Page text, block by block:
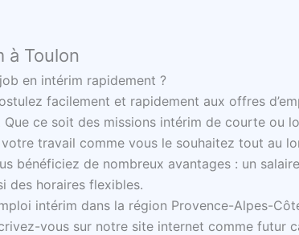
à Toulon
en intérim rapidement ?
facilement et rapidement aux offres
ce soit des missions intérim de courte ou
travail comme vous le souhaitez tout au
bénéficiez de nombreux avantages : un
des horaires flexibles.
intérim dans la région Provence-Alpes-
vous sur notre site internet comme futur